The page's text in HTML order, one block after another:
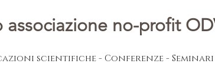
no-profit
scientifiche - Conferenze - Seminari